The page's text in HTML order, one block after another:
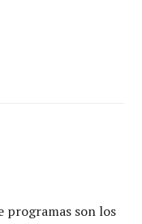
programas son los